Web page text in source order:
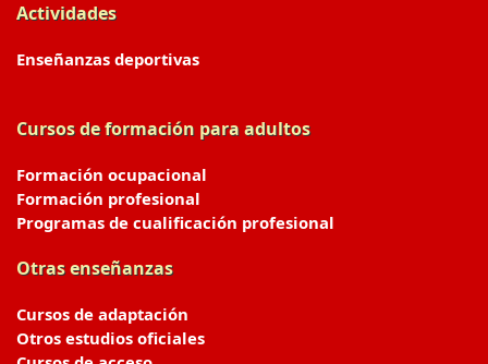
Actividades
Enseñanzas deportivas
Cursos de formación para adultos
Formación ocupacional
Formación profesional
Programas de cualificación profesional
Otras enseñanzas
Cursos de adaptación
Otros estudios oficiales